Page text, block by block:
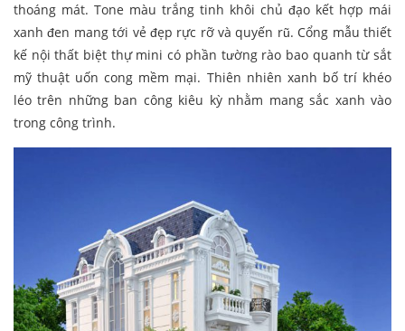
thoáng mát. Tone màu trắng tinh khôi chủ đạo kết hợp mái
xanh đen mang tới vẻ đẹp rực rỡ và quyến rũ. Cổng mẫu thiết
kế nội thất biệt thự mini có phần tường rào bao quanh từ sắt
mỹ thuật uốn cong mềm mại. Thiên nhiên xanh bố trí khéo
léo trên những ban công kiêu kỳ nhằm mang sắc xanh vào
trong công trình.